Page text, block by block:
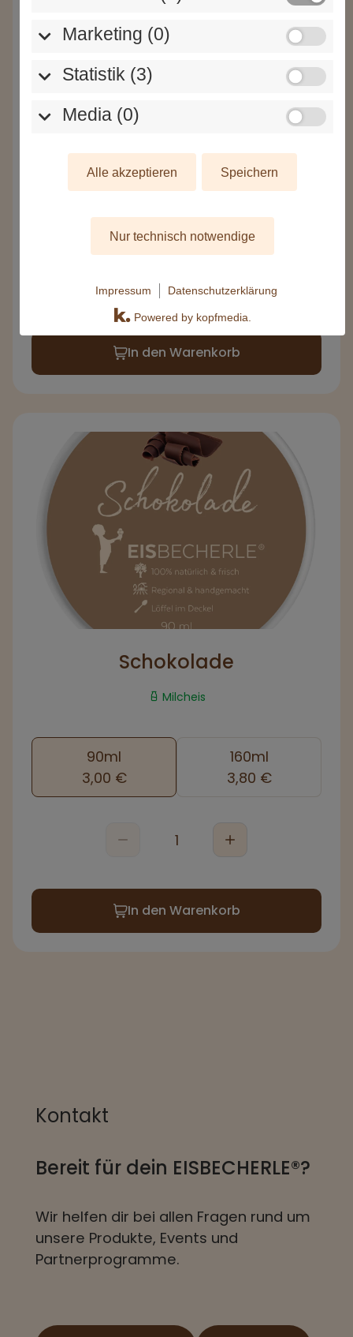
Marketing (0)
Statistik (3)
Media (0)
Alle akzeptieren Speichern
Nur technisch notwendige
Powered by kopfmedia.
Impressum Datenschutzerklärung
Zitronen Sorbet
3,00 €
3,80 €
In den Warenkorb
Schokolade
Milcheis
90ml
3,00 €
160ml
3,80 €
In den Warenkorb
Kontakt
Bereit für dein EISBECHERLE®?
Wir helfen dir bei allen Fragen rund um
unsere Produkte, Events und
Partnerprogramme.